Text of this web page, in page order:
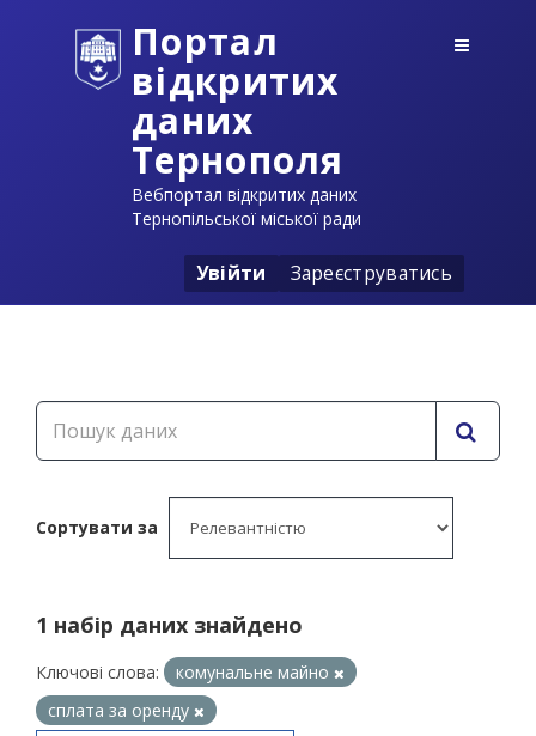
Портал
відкритих
даних
Тернополя
Вебпортал відкритих даних
Тернопільської міської ради
Увійти Зареєструватись
Сортувати за
1 набір даних знайдено
Ключові слова:
комунальне майно
сплата за оренду